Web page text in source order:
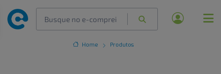
Home Produtos